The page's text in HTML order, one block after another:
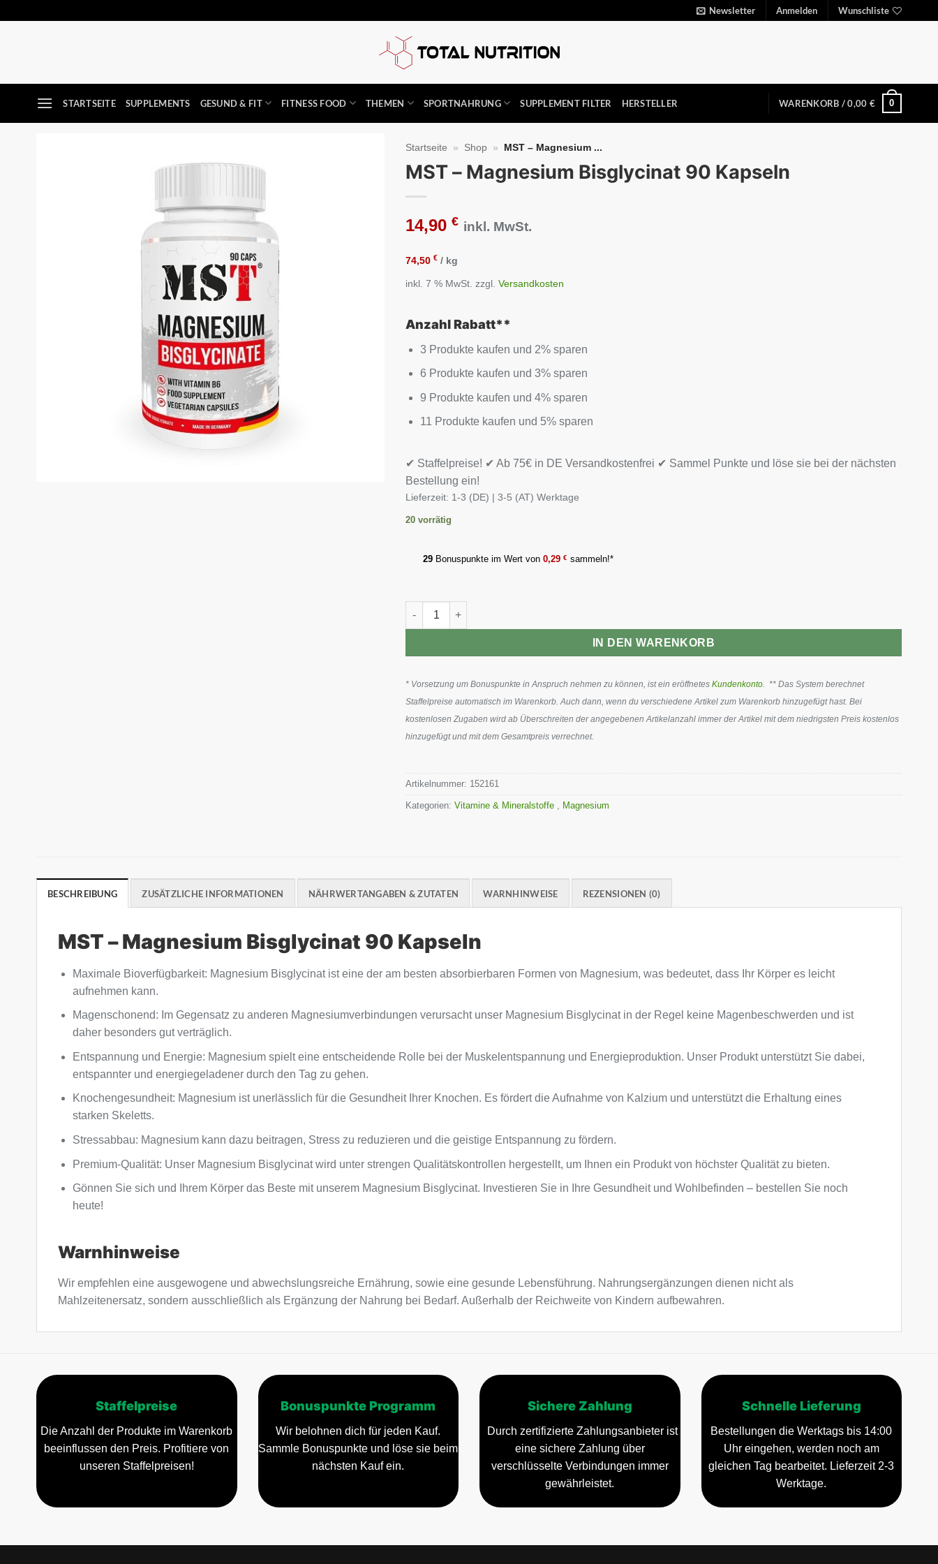
Newsletter Anmelden Wunschliste
STARTSEITE SUPPLEMENTS GESUND & FIT FITNESS FOOD THEMEN SPORTNAHRUNG SUPPLEMENT FILTER HERSTELLER WARENKORB /0,00 € 0
Startseite » Shop » MST – Magnesium ...
MST – Magnesium Bisglycinat 90 Kapseln
14,90€ inkl. MwSt.
74,50€ / kg
inkl. 7 % MwSt. zzgl.Versandkosten
Anzahl Rabatt**
3 Produkte kaufen und 2% sparen
6 Produkte kaufen und 3% sparen
9 Produkte kaufen und 4% sparen
11 Produkte kaufen und 5% sparen
✔ Staffelpreise! ✔ Ab 75€ in DE Versandkostenfrei ✔ Sammel Punkte und löse sie bei der nächsten
Bestellung ein!
Lieferzeit: 1-3 (DE) | 3-5 (AT) Werktage
20 vorrätig
29 Bonuspunkte im Wert von0,29€ sammeln!*
MST - Magnesium Bisglycinat 90 Kapseln Menge
IN DEN WARENKORB
* Vorsetzung um Bonuspunkte in Anspruch nehmen zu können, ist ein eröffnetesKundenkonto. ** Das System berechnet
Staffelpreise automatisch im Warenkorb. Auch dann, wenn du verschiedene Artikel zum Warenkorb hinzugefügt hast. Bei
kostenlosen Zugaben wird ab Überschreiten der angegebenen Artikelanzahl immer der Artikel mit dem niedrigsten Preis kostenlos
hinzugefügt und mit dem Gesamtpreis verrechnet.
Artikelnummer: 152161
Kategorien:Vitamine & Mineralstoffe , Magnesium
BESCHREIBUNG ZUSÄTZLICHE INFORMATIONEN NÄHRWERTANGABEN & ZUTATEN WARNHINWEISE REZENSIONEN (0)
MST – Magnesium Bisglycinat 90 Kapseln
Maximale Bioverfügbarkeit: Magnesium Bisglycinat ist eine der am besten absorbierbaren Formen von Magnesium, was bedeutet, dass Ihr Körper es leicht
aufnehmen kann.
Magenschonend: Im Gegensatz zu anderen Magnesiumverbindungen verursacht unser Magnesium Bisglycinat in der Regel keine Magenbeschwerden und ist
daher besonders gut verträglich.
Entspannung und Energie: Magnesium spielt eine entscheidende Rolle bei der Muskelentspannung und Energieproduktion. Unser Produkt unterstützt Sie dabei,
entspannter und energiegeladener durch den Tag zu gehen.
Knochengesundheit: Magnesium ist unerlässlich für die Gesundheit Ihrer Knochen. Es fördert die Aufnahme von Kalzium und unterstützt die Erhaltung eines
starken Skeletts.
Stressabbau: Magnesium kann dazu beitragen, Stress zu reduzieren und die geistige Entspannung zu fördern.
Premium-Qualität: Unser Magnesium Bisglycinat wird unter strengen Qualitätskontrollen hergestellt, um Ihnen ein Produkt von höchster Qualität zu bieten.
Gönnen Sie sich und Ihrem Körper das Beste mit unserem Magnesium Bisglycinat. Investieren Sie in Ihre Gesundheit und Wohlbefinden – bestellen Sie noch
heute!
Warnhinweise
Wir empfehlen eine ausgewogene und abwechslungsreiche Ernährung, sowie eine gesunde Lebensführung. Nahrungsergänzungen dienen nicht als
Mahlzeitenersatz, sondern ausschließlich als Ergänzung der Nahrung bei Bedarf. Außerhalb der Reichweite von Kindern aufbewahren.
Staffelpreise
Die Anzahl der Produkte im Warenkorb
beeinflussen den Preis. Profitiere von
unseren Staffelpreisen!
Bonuspunkte Programm
Wir belohnen dich für jeden Kauf.
Sammle Bonuspunkte und löse sie beim
nächsten Kauf ein.
Sichere Zahlung
Durch zertifizierte Zahlungsanbieter ist
eine sichere Zahlung über
verschlüsselte Verbindungen immer
gewährleistet.
Schnelle Lieferung
Bestellungen die Werktags bis 14:00
Uhr eingehen, werden noch am
gleichen Tag bearbeitet. Lieferzeit 2-3
Werktage.